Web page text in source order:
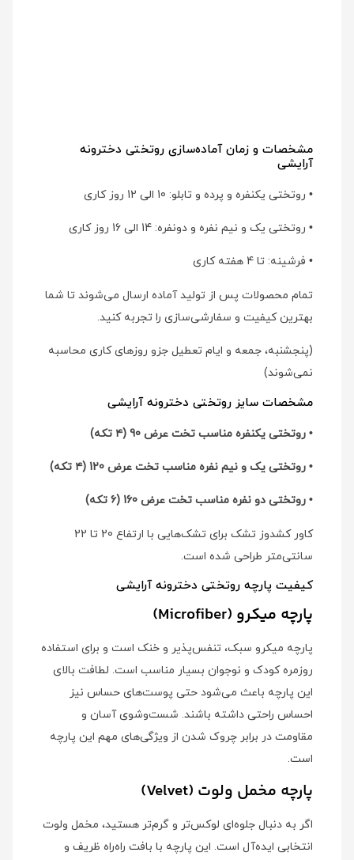
مشخصات و زمان آماده‌سازی روتختی دخترونه
آرایشی
• روتختی یکنفره و پرده و تابلو: 10 الی 12 روز کاری
• روتختی یک و نیم نفره و دونفره: 14 الی 16 روز کاری
• فرشینه: تا 4 هفته کاری
تمام محصولات پس از تولید آماده ارسال می‌شوند تا شما
بهترین کیفیت و سفارشی‌سازی را تجربه کنید.
(پنجشنبه، جمعه و ایام تعطیل جزو روزهای کاری محاسبه
نمی‌شوند)
مشخصات سایز روتختی دخترونه آرایشی
• روتختی یکنفره مناسب تخت عرض 90 (۴ تکه)
• روتختی یک و نیم نفره مناسب تخت عرض 120 (۴ تکه)
• روتختی دو نفره مناسب تخت عرض 160 (۶ تکه)
کاور کشدوز تشک برای تشک‌هایی با ارتفاع 20 تا 22
سانتی‌متر طراحی شده است.
کیفیت پارچه روتختی دخترونه آرایشی
پارچه میکرو (Microfiber)
پارچه میکرو سبک، تنفس‌پذیر و خنک است و برای استفاده
روزمره کودک و نوجوان بسیار مناسب است. لطافت بالای
این پارچه باعث می‌شود حتی پوست‌های حساس نیز
احساس راحتی داشته باشند. شست‌وشوی آسان و
مقاومت در برابر چروک شدن از ویژگی‌های مهم این پارچه
است.
پارچه مخمل ولوت (Velvet)
اگر به دنبال جلوه‌ای لوکس‌تر و گرم‌تر هستید، مخمل ولوت
انتخابی ایده‌آل است. این پارچه با بافت راه‌راه ظریف و